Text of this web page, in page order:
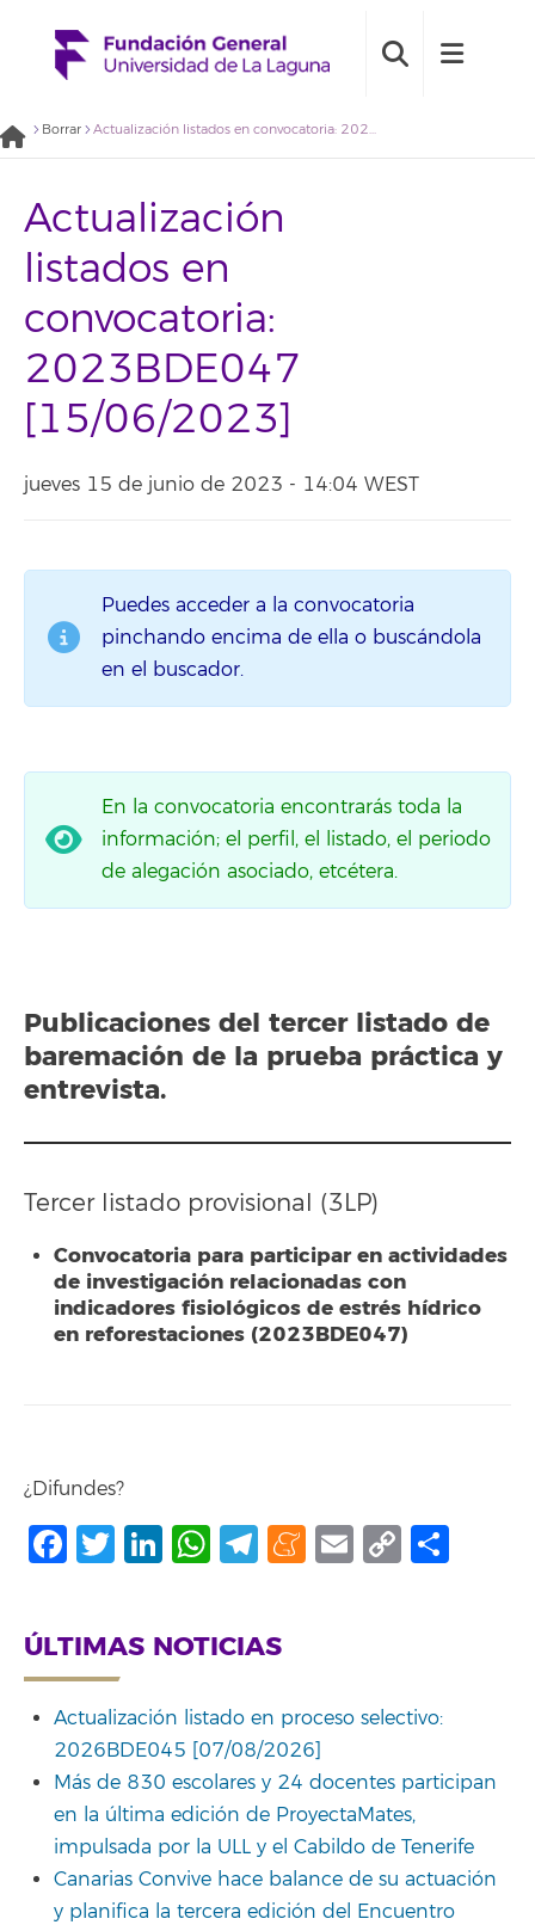
Borrar Actualización listados en convocatoria: 2023BDE047 [15/06/2023]
Actualización
listados en
convocatoria:
2023BDE047
[15/06/2023]
jueves 15 de junio de 2023 - 14:04 WEST
Puedes acceder a la convocatoria
pinchando encima de ella o buscándola
en el buscador.
En la convocatoria encontrarás toda la
información; el perfil, el listado, el periodo
de alegación asociado, etcétera.
Publicaciones del tercer listado de
baremación de la prueba práctica y
entrevista.
Tercer listado provisional (3LP)
Convocatoria para participar en actividades
de investigación relacionadas con
indicadores fisiológicos de estrés hídrico
en reforestaciones (2023BDE047)
¿Difundes?
Facebook
Twitter
LinkedIn
WhatsApp
Telegram
Meneame
Email
Copy
ÚLTIMAS NOTICIAS
Actualización listado en proceso selectivo:
2026BDE045 [07/08/2026]
Más de 830 escolares y 24 docentes participan
en la última edición de ProyectaMates,
impulsada por la ULL y el Cabildo de Tenerife
Canarias Convive hace balance de su actuación
y planifica la tercera edición del Encuentro